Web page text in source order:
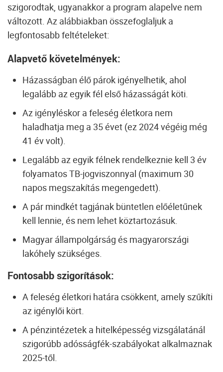
szigorodtak, ugyanakkor a program alapelve nem
változott. Az alábbiakban összefoglaljuk a
legfontosabb feltételeket:
Alapvető követelmények:
Házasságban élő párok igényelhetik, ahol
legalább az egyik fél első házasságát köti.
Az igényléskor a feleség életkora nem
haladhatja meg a 35 évet (ez 2024 végéig még
41 év volt).
Legalább az egyik félnek rendelkeznie kell 3 év
folyamatos TB-jogviszonnyal (maximum 30
napos megszakítás megengedett).
A pár mindkét tagjának büntetlen előéletűnek
kell lennie, és nem lehet köztartozásuk.
Magyar állampolgárság és magyarországi
lakóhely szükséges.
Fontosabb szigorítások:
A feleség életkori határa csökkent, amely szűkíti
az igénylői kört.
A pénzintézetek a hitelképesség vizsgálatánál
szigorúbb adósságfék-szabályokat alkalmaznak
2025-től.